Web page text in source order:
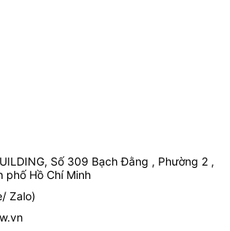
Số 309 Bạch Đằng , Phường 2 ,
phố Hồ Chí Minh
Zalo)